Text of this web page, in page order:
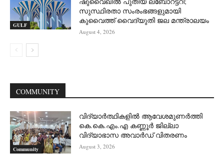
GULF
സുസ്ഥിരതാ സംരംഭങ്ങളുമായി
കുവൈത്ത് വൈദ്യുതി ജല മന്ത്രാലയം
August 4, 2026
COMMUNITY
Community
വിദ്യാർത്ഥികളിൽ ആവേശമുണർത്തി
കെ.കെ.എം.എ കണ്ണൂർ ജില്ലാ
വിദ്യാഭാസ അവാർഡ് വിതരണം
August 3, 2026